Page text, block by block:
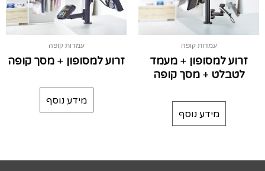
עמדות קופה
זרוע למסופון + מעמד
לטבלט + מסך קופה
מידע נוסף
עמדות קופה
זרוע למסופון + מסך קופה
מידע נוסף